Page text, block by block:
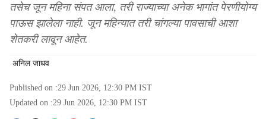
तसेच जून महिना संपत आला, तरी राज्याच्या अनेक भागांत पेरणीयोग्य
पाऊस झालेला नाही. जून महिन्यात तरी चांगल्या पावसाची आशा
शेतकरी लावून आहेत.
अनिल जाधव
Published on :29 Jun 2026, 12:30 PM IST
Updated on :29 Jun 2026, 12:30 PM IST